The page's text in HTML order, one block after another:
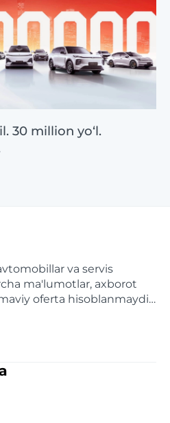
30 million yo‘l.
va servis
ma'lumotlar, axborot
oferta hisoblanmaydi.
narxlar axborotiy
Ushbu saytda e'lon
xabardor
o'zgartirilishi mumkin.